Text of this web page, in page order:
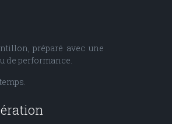
préparé avec une
de performance.